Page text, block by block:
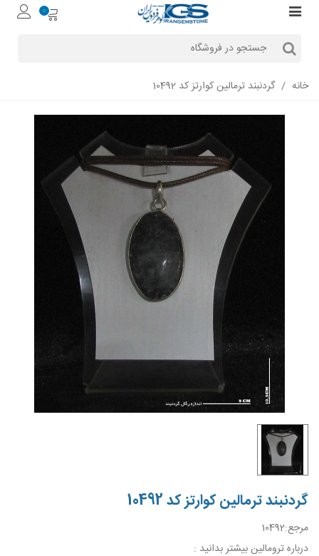
0
خانه / گردنبند ترمالین کوارتز کد 10492
گردنبند ترمالین کوارتز کد 10492
مرجع:10492
درباره ترومالین بیشتر بدانید :